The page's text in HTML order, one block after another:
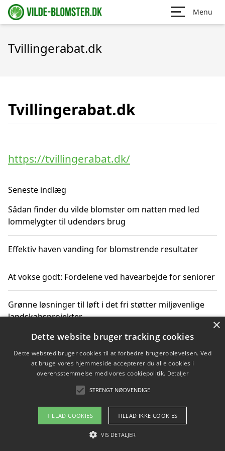
Menu
Tvillingerabat.dk
Tvillingerabat.dk
https://tvillingerabat.dk/
Seneste indlæg
Sådan finder du vilde blomster om natten med led
lommelygter til udendørs brug
Effektiv haven vanding for blomstrende resultater
At vokse godt: Fordelene ved havearbejde for seniorer
Grønne løsninger til løft i det fri støtter miljøvenlige
landskabsprojekter
Gør haven til et frirum for familien og naturen
Copyright 2026 - Pilanto Aps
Om / kontakt
Blog Betingelser
×
Dette website bruger tracking cookies
Dette websted bruger cookies til at forbedre brugeroplevelsen. Ved
at bruge vores hjemmeside accepterer du alle cookies i
overensstemmelse med vores cookiepolitik. Detaljer
STRENGT NØDVENDIGE
TILLAD COOKIES TILLAD IKKE COOKIES
VIS DETALJER